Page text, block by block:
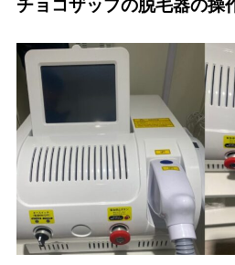
チョコザップの脱毛器の操